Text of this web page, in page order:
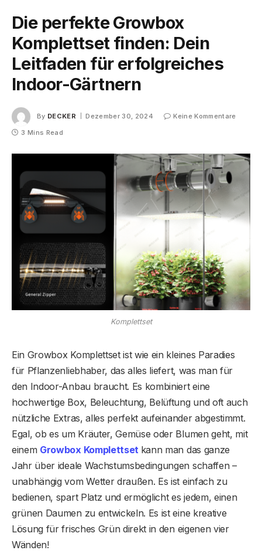
Die perfekte Growbox
Komplettset finden: Dein
Leitfaden für erfolgreiches
Indoor-Gärtnern
By DECKER Dezember 30, 2024
Keine Kommentare
3 Mins Read
Komplettset
Ein Growbox Komplettset ist wie ein kleines Paradies
für Pflanzenliebhaber, das alles liefert, was man für
den Indoor-Anbau braucht. Es kombiniert eine
hochwertige Box, Beleuchtung, Belüftung und oft auch
nützliche Extras, alles perfekt aufeinander abgestimmt.
Egal, ob es um Kräuter, Gemüse oder Blumen geht, mit
einem Growbox Komplettset kann man das ganze
Jahr über ideale Wachstumsbedingungen schaffen –
unabhängig vom Wetter draußen. Es ist einfach zu
bedienen, spart Platz und ermöglicht es jedem, einen
grünen Daumen zu entwickeln. Es ist eine kreative
Lösung für frisches Grün direkt in den eigenen vier
Wänden!